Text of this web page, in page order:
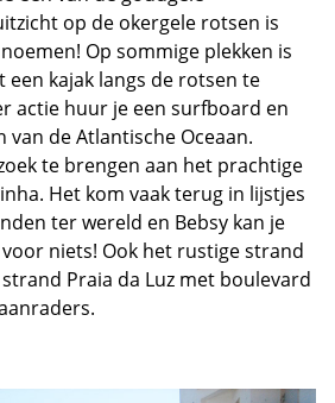
op de okergele rotsen is
Op sommige plekken is
kajak langs de rotsen te
actie huur je een surfboard en
de Atlantische Oceaan.
te brengen aan het prachtige
Het kom vaak terug in lijstjes
ter wereld en Bebsy kan je
niets! Ook het rustige strand
Praia da Luz met boulevard